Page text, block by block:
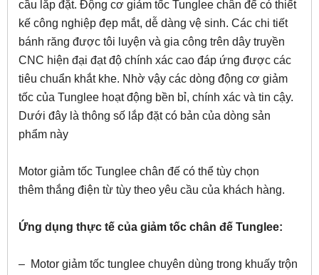
cầu lắp đặt. Động cơ giảm tốc Tunglee chân đế có thiết
kế công nghiệp đẹp mắt, dễ dàng vệ sinh. Các chi tiết
bánh răng được tôi luyện và gia công trên dây truyền
CNC hiện đại đạt độ chính xác cao đáp ứng được các
tiêu chuẩn khắt khe. Nhờ vậy các dòng động cơ giảm
tốc của Tunglee hoạt động bền bỉ, chính xác và tin cậy.
Dưới đây là thông số lắp đặt có bản của dòng sản
phẩm này
Motor giảm tốc Tunglee chân đế có thể tùy chọn
thêm thắng điện từ tùy theo yêu cầu của khách hàng.
Ứng dụng thực tế của giảm tốc chân đế Tunglee:
– Motor giảm tốc tunglee chuyên dùng trong khuấy trộn